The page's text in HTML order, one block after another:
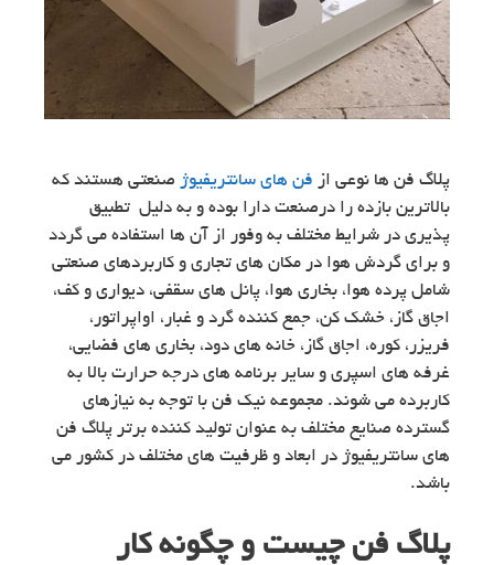
پلاگ فن ها نوعی از فن های سانتریفیوژ صنعتی هستند که
بالاترین بازده را درصنعت دارا بوده و به دلیل تطبیق
پذیری در شرایط مختلف به وفور از آن ها استفاده می گردد
و برای گردش هوا در مکان های تجاری و کاربردهای صنعتی
شامل پرده هوا، بخاری هوا، پانل های سقفی، دیواری و کف،
اجاق گاز، خشک کن، جمع کننده گرد و غبار، اواپراتور،
فریزر، کوره، اجاق گاز، خانه های دود، بخاری های فضایی،
غرفه های اسپری و سایر برنامه های درجه حرارت بالا به
کاربرده می شوند. مجموعه نیک فن با توجه به نیازهای
گسترده صنایع مختلف به عنوان تولید کننده برتر پلاگ فن
های سانتریفیوژ در ابعاد و ظرفیت های مختلف در کشور می
باشد.
پلاگ فن چیست و چگونه کار